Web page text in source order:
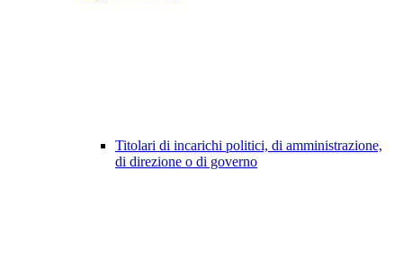
Titolari di incarichi politici, di amministrazione,
di direzione o di governo